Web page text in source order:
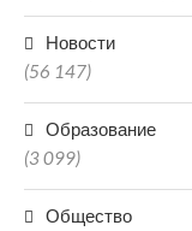
Новости
(56 147)
Образование
(3 099)
Общество